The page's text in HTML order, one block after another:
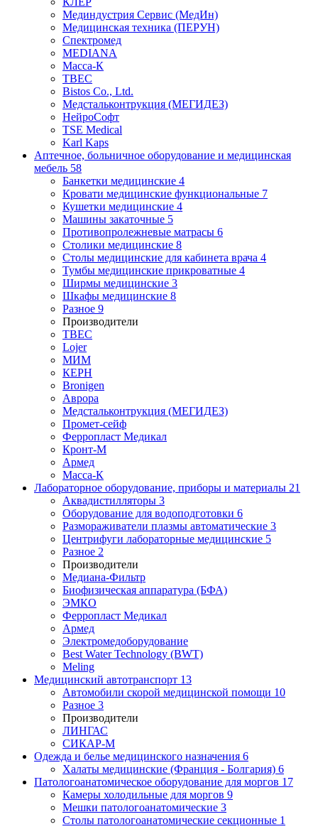
Мединдустрия Сервис (МедИн)
Медицинская техника (ПЕРУН)
Спектромед
MEDIANA
Масса-К
ТВЕС
Bistos Co., Ltd.
Медстальконтрукция (МЕГИДЕЗ)
НейроСофт
TSE Medical
Karl Kaps
Аптечное, больничное оборудование и медицинская
мебель 58
Банкетки медицинские 4
Кровати медицинские функциональные 7
Кушетки медицинские 4
Машины закаточные 5
Противопролежневые матрасы 6
Столики медицинские 8
Столы медицинские для кабинета врача 4
Тумбы медицинские прикроватные 4
Ширмы медицинские 3
Шкафы медицинские 8
Разное 9
Производители
ТВЕС
Lojer
МИМ
КЕРН
Bronigen
Аврора
Медстальконтрукция (МЕГИДЕЗ)
Промет-сейф
Ферропласт Медикал
Кронт-М
Армед
Масса-К
Лабораторное оборудование, приборы и материалы 21
Аквадистилляторы 3
Оборудование для водоподготовки 6
Размораживатели плазмы автоматические 3
Центрифуги лабораторные медицинские 5
Разное 2
Производители
Медиана-Фильтр
Биофизическая аппаратура (БФА)
ЭМКО
Ферропласт Медикал
Армед
Электромедоборудование
Best Water Technology (BWT)
Meling
Медицинский автотранспорт 13
Автомобили скорой медицинской помощи 10
Разное 3
Производители
ЛИНГАС
СИКАР-М
Одежда и белье медицинского назначения 6
Халаты медицинские (Франция - Болгария) 6
Патологоанатомическое оборудование для моргов 17
Камеры холодильные для моргов 9
Мешки патологоанатомические 3
Столы патологоанатомические секционные 1